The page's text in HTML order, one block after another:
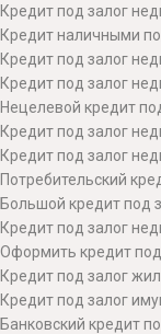
Кредит под залог
Кредит наличными
Кредит под залог
Кредит под залог
Нецелевой кредит
Кредит под залог
Кредит под залог
Потребительский
Большой кредит под
Кредит под залог
Оформить кредит
Кредит под залог
Кредит под залог
Банковский кредит